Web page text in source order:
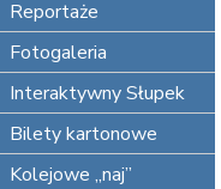
Reportaże
Fotogaleria
Interaktywny Słupek
Bilety kartonowe
Kolejowe „naj”